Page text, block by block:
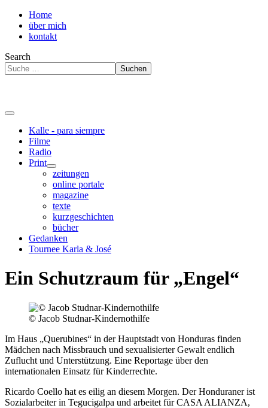
Home
über mich
kontakt
Search
Suchen
Kalle - para siempre
Filme
Radio
Print
zeitungen
online portale
magazine
texte
kurzgeschichten
bücher
Gedanken
Tournee Karla & José
Ein Schutzraum für „Engel“
© Jacob Studnar-Kindernothilfe
Im Haus „Querubines“ in der Hauptstadt von Honduras finden
Mädchen nach Missbrauch und sexualisierter Gewalt endlich
Zuflucht und Unterstützung. Eine Reportage über den
internationalen Einsatz für Kinderrechte.
Ricardo Coello hat es eilig an diesem Morgen. Der Honduraner ist
Sozialarbeiter in Tegucigalpa und arbeitet für CASA ALIANZA,